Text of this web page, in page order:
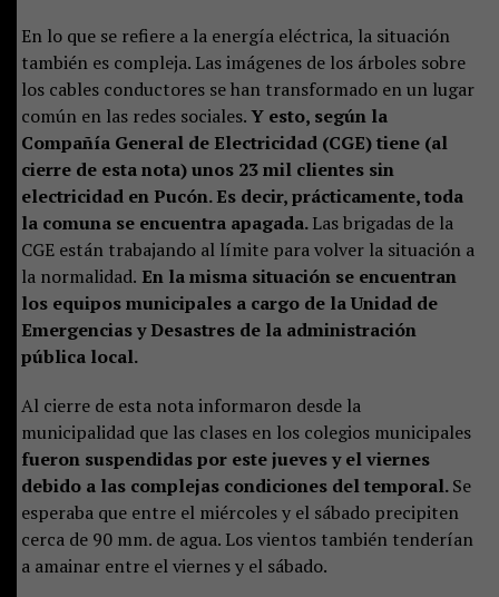
En lo que se refiere a la energía eléctrica, la situación
también es compleja. Las imágenes de los árboles sobre
los cables conductores se han transformado en un lugar
común en las redes sociales.Y esto, según la
Compañía General de Electricidad (CGE) tiene (al
cierre de esta nota) unos 23 mil clientes sin
electricidad en Pucón. Es decir, prácticamente, toda
la comuna se encuentra apagada.Las brigadas de la
CGE están trabajando al límite para volver la situación a
la normalidad. En la misma situación se encuentran
los equipos municipales a cargo de la Unidad de
Emergencias y Desastres de la administración
pública local.
Al cierre de esta nota informaron desde la
municipalidad que las clases en los colegios municipales
fueron suspendidas por este jueves y el viernes
debido a las complejas condiciones del temporal.Se
esperaba que entre el miércoles y el sábado precipiten
cerca de 90 mm. de agua. Los vientos también tenderían
a amainar entre el viernes y el sábado.